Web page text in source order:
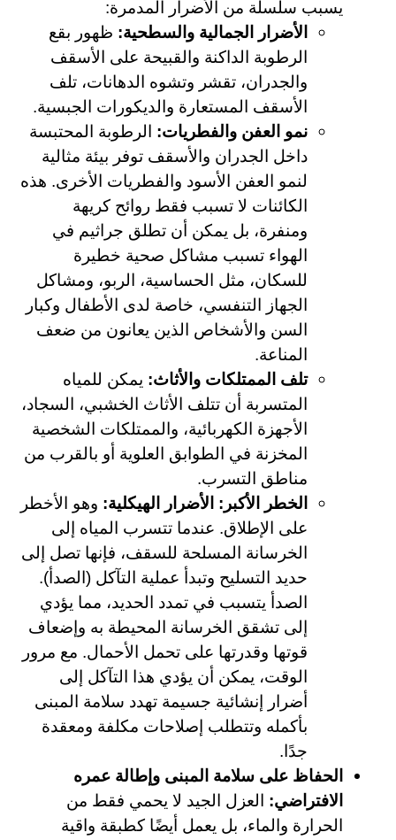
يسبب سلسلة من الأضرار المدمرة:
الأضرار الجمالية والسطحية: ظهور بقع
الرطوبة الداكنة والقبيحة على الأسقف
والجدران، تقشر وتشوه الدهانات، تلف
الأسقف المستعارة والديكورات الجبسية.
نمو العفن والفطريات: الرطوبة المحتبسة
داخل الجدران والأسقف توفر بيئة مثالية
لنمو العفن الأسود والفطريات الأخرى. هذه
الكائنات لا تسبب فقط روائح كريهة
ومنفرة، بل يمكن أن تطلق جراثيم في
الهواء تسبب مشاكل صحية خطيرة
للسكان، مثل الحساسية، الربو، ومشاكل
الجهاز التنفسي، خاصة لدى الأطفال وكبار
السن والأشخاص الذين يعانون من ضعف
المناعة.
تلف الممتلكات والأثاث: يمكن للمياه
المتسربة أن تتلف الأثاث الخشبي، السجاد،
الأجهزة الكهربائية، والممتلكات الشخصية
المخزنة في الطوابق العلوية أو بالقرب من
مناطق التسرب.
الخطر الأكبر: الأضرار الهيكلية: وهو الأخطر
على الإطلاق. عندما تتسرب المياه إلى
الخرسانة المسلحة للسقف، فإنها تصل إلى
حديد التسليح وتبدأ عملية التآكل (الصدأ).
الصدأ يتسبب في تمدد الحديد، مما يؤدي
إلى تشقق الخرسانة المحيطة به وإضعاف
قوتها وقدرتها على تحمل الأحمال. مع مرور
الوقت، يمكن أن يؤدي هذا التآكل إلى
أضرار إنشائية جسيمة تهدد سلامة المبنى
بأكمله وتتطلب إصلاحات مكلفة ومعقدة
جدًا.
الحفاظ على سلامة المبنى وإطالة عمره
الافتراضي: العزل الجيد لا يحمي فقط من
الحرارة والماء، بل يعمل أيضًا كطبقة واقية